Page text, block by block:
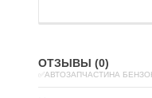
ОТЗЫВЫ (0)
✅АВТОЗАПЧАСТИНА